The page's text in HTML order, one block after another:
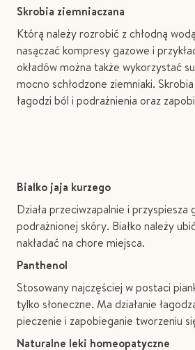
Skrobia ziemniaczana
Którą należy rozrobić z chłodną
nasączać kompresy gazowe i
okładów można także wykorzystać
mocno schłodzone ziemniaki.
łagodzi ból i podrażnienia oraz
Białko jaja kurzego
Działa przeciwzapalnie i przyspiesza
podrażnionej skóry. Białko należy
nakładać na chore miejsca.
Panthenol
Stosowany najczęściej w postaci
tylko słoneczne. Ma działanie
pieczenie i zapobieganie tworzeniu
Naturalne leki homeopatyczne